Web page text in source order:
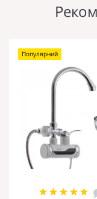
Популярний